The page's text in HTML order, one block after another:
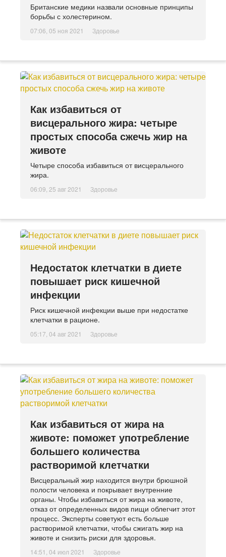
Британские медики назвали основные принципы
борьбы с холестерином.
07:06, 05 ноя 2021 Здоровье
Как избавиться от
висцерального жира: четыре
простых способа сжечь жир на
животе
Четыре способа избавиться от висцерального
жира.
06:09, 25 авг 2021 Здоровье
Недостаток клетчатки в диете
повышает риск кишечной
инфекции
Риск кишечной инфекции выше при недостатке
клетчатки в рационе.
05:17, 04 авг 2021 Здоровье
Как избавиться от жира на
животе: поможет употребление
большего количества
растворимой клетчатки
Висцеральный жир находится внутри брюшной
полости человека и покрывает внутренние
органы. Чтобы избавиться от жира на животе,
отказ от определенных видов пищи облегчит этот
процесс. Эксперты советуют есть больше
растворимой клетчатки, чтобы сжигать жир на
животе и снизить риски для здоровья.
14:51, 04 июл 2021 Здоровье